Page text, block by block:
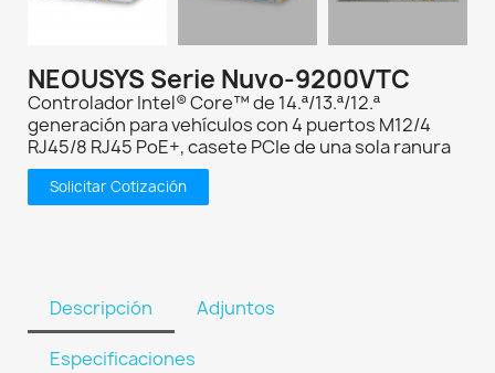
NEOUSYS Serie Nuvo-9200VTC
Controlador Intel® Core™ de 14.ª/13.ª/12.ª
generación para vehículos con 4 puertos M12/4
RJ45/8 RJ45 PoE+, casete PCIe de una sola ranura
Solicitar Cotización
Descripción Adjuntos
Especificaciones